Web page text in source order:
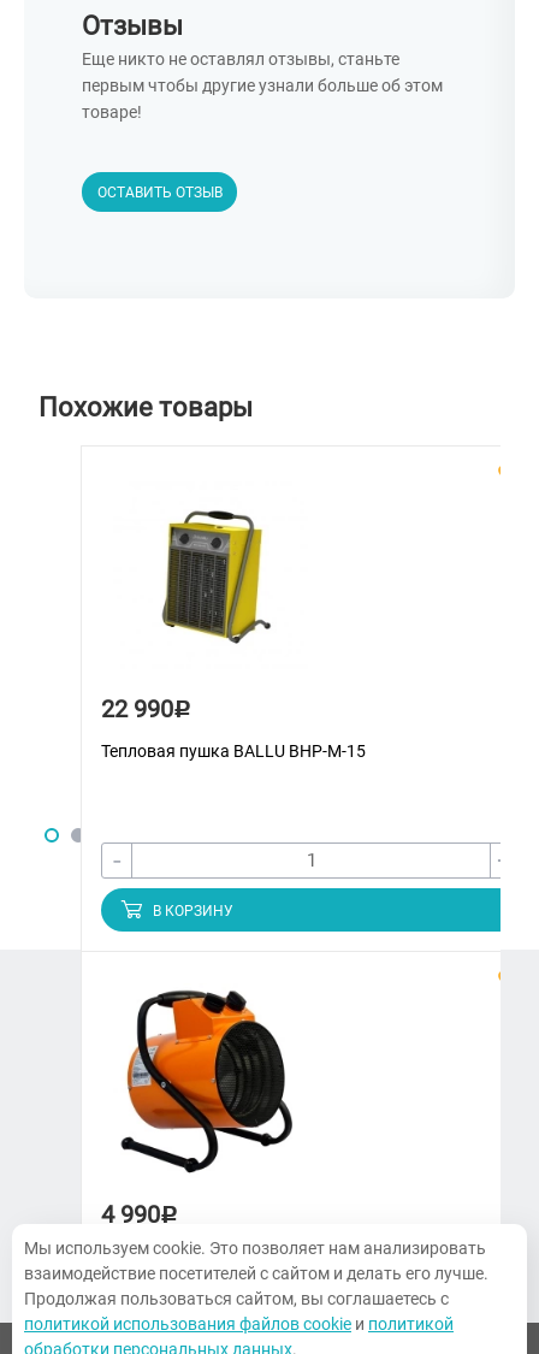
Отзывы
Еще никто не оставлял отзывы, станьте
первым чтобы другие узнали больше об этом
товаре!
ОСТАВИТЬ ОТЗЫВ
Похожие товары
22 990Р
Тепловая пушка BALLU BHP-M-15
- +
В КОРЗИНУ
4 990Р
Тепловая пушка Kalashnikov KVF-E3-11
ЗАКАЗАТЬ ЗВОНОК
+7 (3822) 97-65-09
climatmarket70@yandex.ru
ПН-ПТ. 9:00-18:00, СБ 10:00-14:00,
Воскресенье — выходной
Мы используем cookie. Это позволяет нам анализировать
взаимодействие посетителей с сайтом и делать его лучше.
Продолжая пользоваться сайтом, вы соглашаетесь с
политикой использования файлов cookie и политикой
обработки персональных данных.